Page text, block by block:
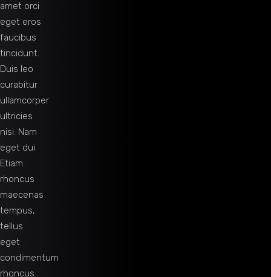
amet orci
eget eros
faucibus
tincidunt.
Duis leo
curabitur
ullamcorper
ultricies
nisi. Nam
eget dui.
Etiam
rhoncus
maecenas
tempus,
tellus
eget
condimentum
rhoncus.